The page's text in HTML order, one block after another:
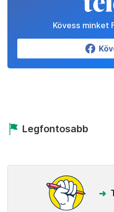
Kövess minket
Legfontosabb